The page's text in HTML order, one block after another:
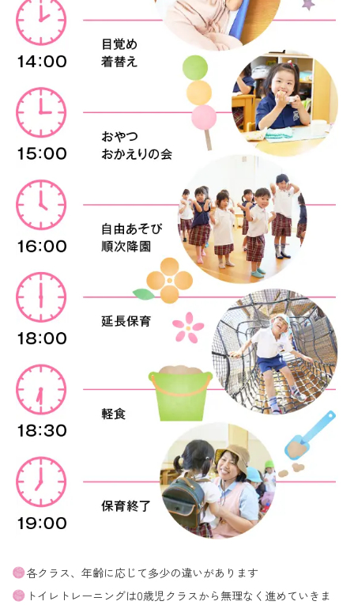
各クラス、年齢に応じて多少の違いがあります
トイレトレーニングは0歳児クラスから無理なく進めていきま